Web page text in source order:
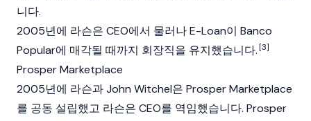
니다.
2005년에 라슨은 CEO에서 물러나 E-Loan이 Banco
Popular에 매각될 때까지 회장직을 유지했습니다.[3]
Prosper Marketplace
2005년에 라슨과 John Witchel은 Prosper Marketplace
를 공동 설립했고 라슨은 CEO를 역임했습니다. Prosper